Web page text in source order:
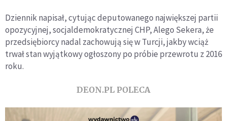
Dziennik napisał, cytując deputowanego największej partii
opozycyjnej, socjaldemokratycznej CHP, Alego Sekera, że
przedsiębiorcy nadal zachowują się w Turcji, jakby wciąż
trwał stan wyjątkowy ogłoszony po próbie przewrotu z 2016
roku.
DEON.PL POLECA